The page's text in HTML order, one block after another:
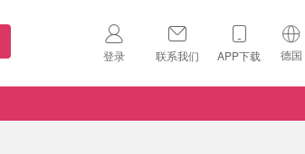
登录 联系我们 APP下载 德国
🇺🇸